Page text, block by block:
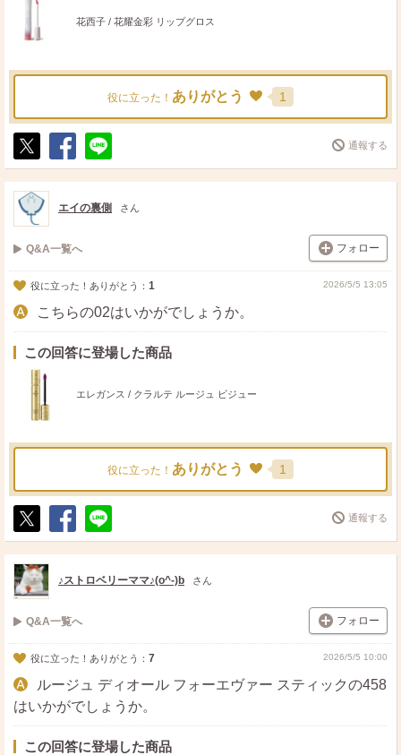
花西子 / 花耀金彩 リップグロス
役に立った！ ありがとう 1
ポ
ス
ト
シ
ェ
送
る
通報する
エイの裏側 さん
Q&A一覧へ フォロー
役に立った！ありがとう： 1 2026/5/5 13:05
こちらの02はいかがでしょうか。
この回答に登場した商品
エレガンス / クラルテ ルージュ ビジュー
役に立った！ ありがとう 1
ポ
ス
ト
シ
ェ
送
る
通報する
♪ストロベリーママ♪(o^-)b さん
Q&A一覧へ フォロー
役に立った！ありがとう： 7 2026/5/5 10:00
ルージュ ディオール フォーエヴァー スティックの458
はいかがでしょうか。
この回答に登場した商品